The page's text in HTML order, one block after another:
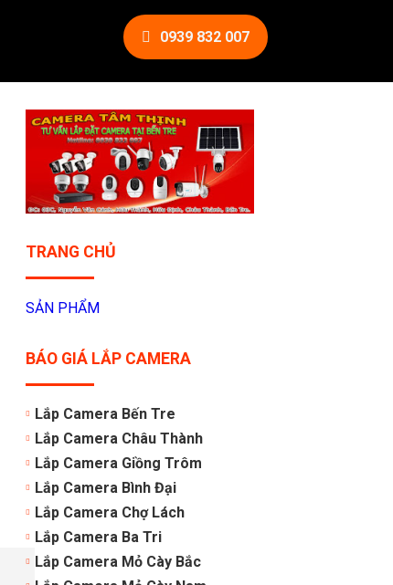
0939 832 007
TRANG CHỦ
SẢN PHẨM
BÁO GIÁ LẮP CAMERA
Lắp Camera Bến Tre
Lắp Camera Châu Thành
Lắp Camera Giồng Trôm
Lắp Camera Bình Đại
Lắp Camera Chợ Lách
Lắp Camera Ba Tri
Lắp Camera Mỏ Cày Bắc